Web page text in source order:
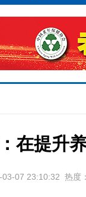
在提升
07 23:10:32 热度